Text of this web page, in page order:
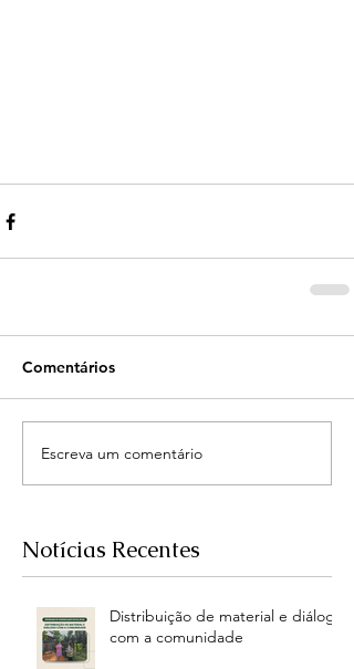
Comentários
Escreva um comentário
Notícias Recentes
Distribuição de material e diálogo
com a comunidade